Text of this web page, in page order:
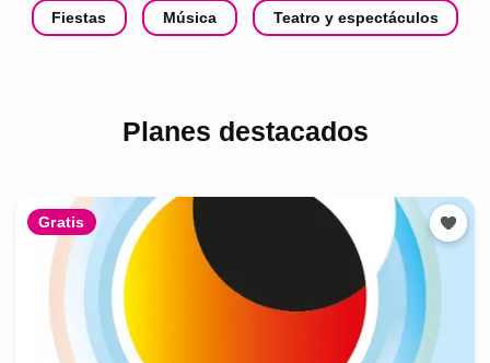
Fiestas Música Teatro y espectáculos
Planes destacados
Gratis